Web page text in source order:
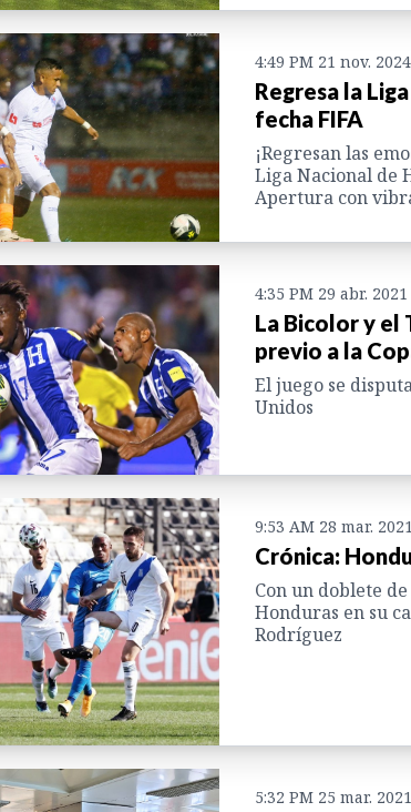
4:49 PM 21 nov. 2024
Regresa la
fecha FIFA
¡Regresan las
Liga Nacional de
Apertura con
4:35 PM 29 abr. 2021
La Bicolor y el
previo a la
El juego se
Unidos
9:53 AM 28 mar. 2021
Crónica:
Con un doblete
Honduras en su
Rodríguez
5:32 PM 25 mar. 2021